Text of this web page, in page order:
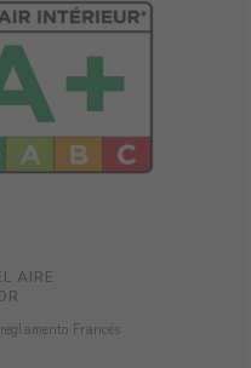
AIRE
Francés